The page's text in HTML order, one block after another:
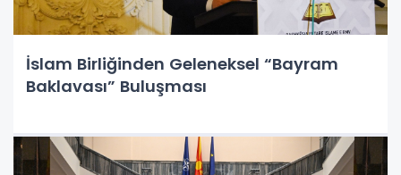
İslam Birliğinden Geleneksel “Bayram
Baklavası” Buluşması